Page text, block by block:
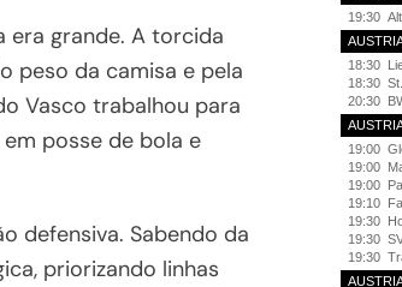
era grande. A torcida
peso da camisa e pela
Vasco trabalhou para
posse de bola e
defensiva. Sabendo da
priorizando linhas